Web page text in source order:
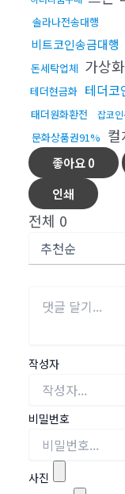
솔라나전송대행
비트코인송금대행
돈세탁업체 가상
테더현금화 테더코
태더원화환전 잡코
문화상품권91%
좋아요0
인쇄
전체 0
작성자
비밀번호
사진